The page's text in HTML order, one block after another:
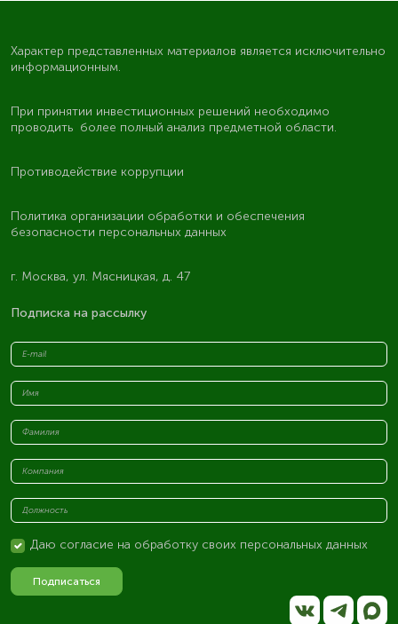
Характер представленных материалов является исключительно
информационным.
При принятии инвестиционных решений необходимо
проводить более полный анализ предметной области.
Противодействие коррупции
Политика организации обработки и обеспечения
безопасности персональных данных
г. Москва, ул. Мясницкая, д. 47
Подписка на рассылку
Даю согласие на обработку своих персональных данных